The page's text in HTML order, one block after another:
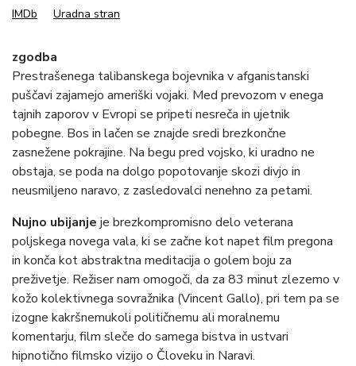
IMDb
Uradna stran
zgodba
Prestrašenega talibanskega bojevnika v afganistanski
puščavi zajamejo ameriški vojaki. Med prevozom v enega
tajnih zaporov v Evropi se pripeti nesreča in ujetnik
pobegne. Bos in lačen se znajde sredi brezkončne
zasnežene pokrajine. Na begu pred vojsko, ki uradno ne
obstaja, se poda na dolgo popotovanje skozi divjo in
neusmiljeno naravo, z zasledovalci nenehno za petami.
Nujno ubijanje je brezkompromisno delo veterana
poljskega novega vala, ki se začne kot napet film pregona
in konča kot abstraktna meditacija o golem boju za
preživetje. Režiser nam omogoči, da za 83 minut zlezemo v
kožo kolektivnega sovražnika (Vincent Gallo), pri tem pa se
izogne kakršnemukoli političnemu ali moralnemu
komentarju, film sleče do samega bistva in ustvari
hipnotično filmsko vizijo o Človeku in Naravi.